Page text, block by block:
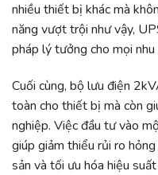
nhiều thiết bị khác mà
năng vượt trội như vậy,
pháp lý tưởng cho mọi
Cuối cùng, bộ lưu điện
toàn cho thiết bị mà còn
nghiệp. Việc đầu tư vào
giúp giảm thiểu rủi ro
sản và tối ưu hóa hiệu